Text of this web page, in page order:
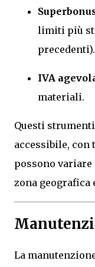
limiti più
precedenti).
IVA
materiali.
Questi
accessibile,
possono variare
zona
La